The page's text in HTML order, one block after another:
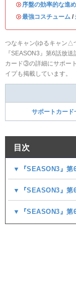
・ 序盤の効率的な進
・最強コスチューム /
つなキャン(ゆるキャン△
『SEASON3』第6話放
カード③の詳細にサポー
イプも掲載しています。
サポートカード
目次
▼『SEASON3』第
▼『SEASON3』第
▼『SEASON3』第